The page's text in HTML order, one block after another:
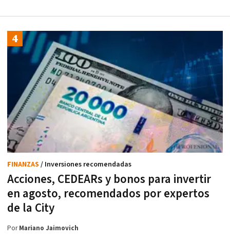
Acciones, CEDEARs y bonos para invertir
en agosto, recomendados por expertos
de la City
FINANZAS / Inversiones recomendadas
PorMariano Jaimovich